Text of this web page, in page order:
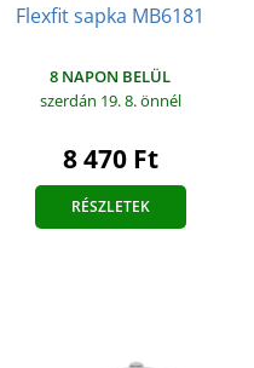
Flexfit sapka MB6181
8 NAPON BELÜL
szerdán 19. 8.önnél
8 470 Ft
RÉSZLETEK